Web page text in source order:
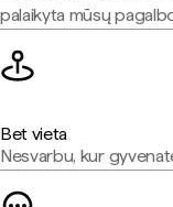
palaikyta mūsų
Bet vieta
Nesvarbu, kur